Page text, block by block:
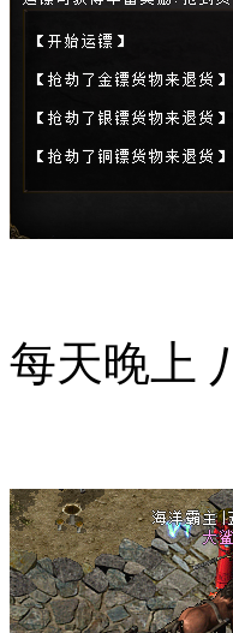
每天晚上